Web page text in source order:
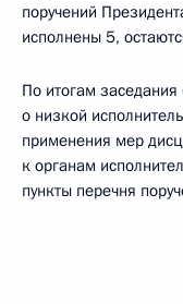
поручений
исполнены 5,
По итогам заседания
о низкой
применения мер
к органам
пункты перечня